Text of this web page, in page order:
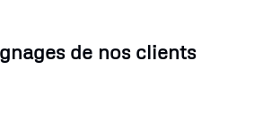
de nos clients